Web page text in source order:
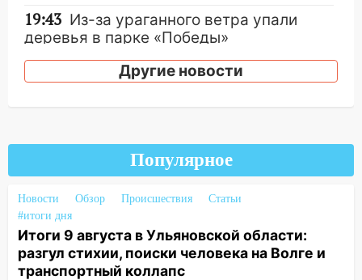
19:43 Из-за ураганного ветра упали
деревья в парке «Победы»
18:00
Пепелище на Балтийской: в
Заволжье ульяновские спасатели
Ульяновской области
16:00 В Ульяновске во время шторма на
Волге пропал известный блогер: нужна
помощь в поисках
15:28 Соцсети: на «Ауди» упало дерево
в Новом городе
Другие новости
Популярное
Новости Обзор Происшествия
Статьи
#итоги дня
Итоги 9 августа в Ульяновской области:
разгул стихии, поиски человека на Волге и
транспортный коллапс